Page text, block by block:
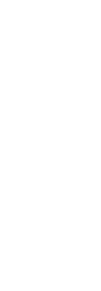
Por su parte, la
constituye en
parte
Actualmente,
fomentar el
empresarias
de condiciones
El acto de
presidido por el